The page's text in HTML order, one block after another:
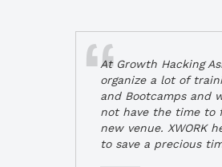
At Growth Hacking
organize a lot of
and Bootcamps and
not have the time to
new venue. XWORK
to save a precious